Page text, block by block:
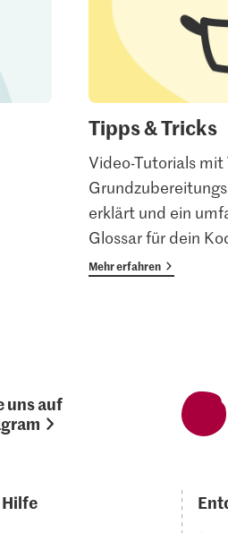
Tipps & Tricks
Video-Tutorials
erklärt und ein
Glossar für dein
Mehr erfahren
uns auf